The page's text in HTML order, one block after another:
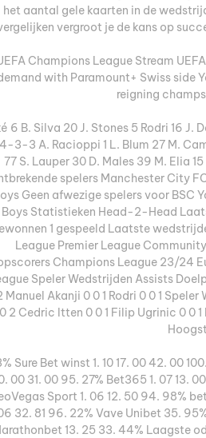
het aantal gele kaarten in de
vergroot je de kans op
Champions League Stream
with Paramount+ Swiss side
reigning
6 B. Silva 20 J. Stones 5 Rodri 16 J.
3-3 A. Racioppi 1 L. Blum 27 M.
77 S. Lauper 30 D. Males 39 M. Elia
spelers Manchester City
Geen afwezige spelers voor BSC
Boys Statistieken Head-2-Head
1 gespeeld Laatste
League Premier League
Champions League 23/24
Speler Wedstrijden Assists
Manuel Akanji 0 0 1 Rodri 0 0 1
2 Cedric Itten 0 0 1 Filip Ugrinic 0 0
Sure Bet winst 1. 10 17. 00 42. 00
00 31. 00 95. 27% Bet365 1. 07 13.
Sport 1. 06 12. 50 94. 98%
32. 81 96. 22% Vave Unibet 35.
13. 25 33. 44% Laagste